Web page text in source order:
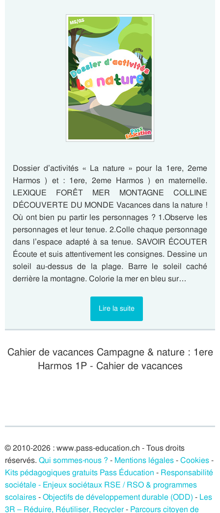
Dossier d’activités « La nature » pour la 1ere, 2eme
Harmos ) et : 1ere, 2eme Harmos ) en maternelle.
LEXIQUE FORÊT MER MONTAGNE COLLINE
DÉCOUVERTE DU MONDE Vacances dans la nature !
Où ont bien pu partir les personnages ? 1.Observe les
personnages et leur tenue. 2.Colle chaque personnage
dans l’espace adapté à sa tenue. SAVOIR ÉCOUTER
Écoute et suis attentivement les consignes. Dessine un
soleil au-dessus de la plage. Barre le soleil caché
derrière la montagne. Colorie la mer en bleu sur…
Lire la suite
Cahier de vacances Campagne & nature : 1ere
Harmos 1P - Cahier de vacances
© 2010-2026 : www.pass-education.ch - Tous droits
réservés. Qui sommes-nous ? - Mentions légales-Cookies-
Kits pédagogiques gratuits Pass Éducation - Responsabilité
sociétale - Enjeux sociétaux RSE / RSO & programmes
scolaires-Objectifs de développement durable (ODD) - Les
3R – Réduire, Réutiliser, Recycler- Parcours citoyen de